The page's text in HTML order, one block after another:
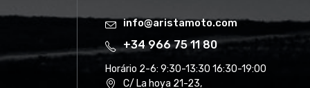
info@aristamoto.com
+34 966 75 11 80
Horário 2-6: 9:30-13:30 16:30-19:00
C/ La hoya 21-23,